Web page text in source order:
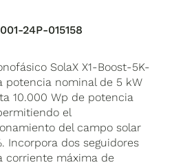
24P-015158
SolaX X1-Boost-5K-
potencia nominal de 5 kW
10.000 Wp de potencia
el
del campo solar
Incorpora dos seguidores
corriente máxima de